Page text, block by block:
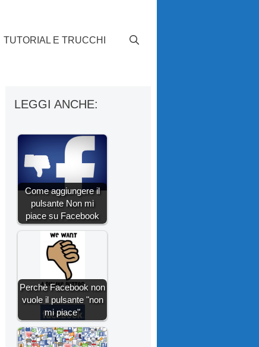
TUTORIAL E TRUCCHI
LEGGI ANCHE:
Come aggiungere il
pulsante Non mi
piace su Facebook
Perchè Facebook non
vuole il pulsante "non
mi piace"